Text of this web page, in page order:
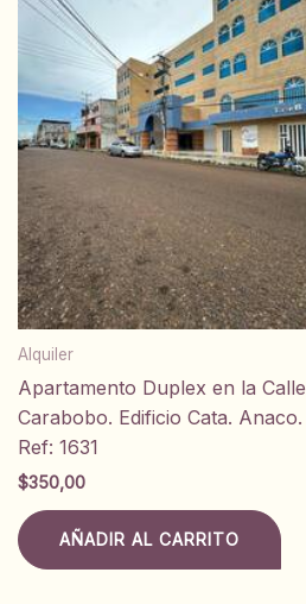
Alquiler
Apartamento Duplex en la Calle
Carabobo. Edificio Cata. Anaco.
Ref: 1631
$350,00
AÑADIR AL CARRITO